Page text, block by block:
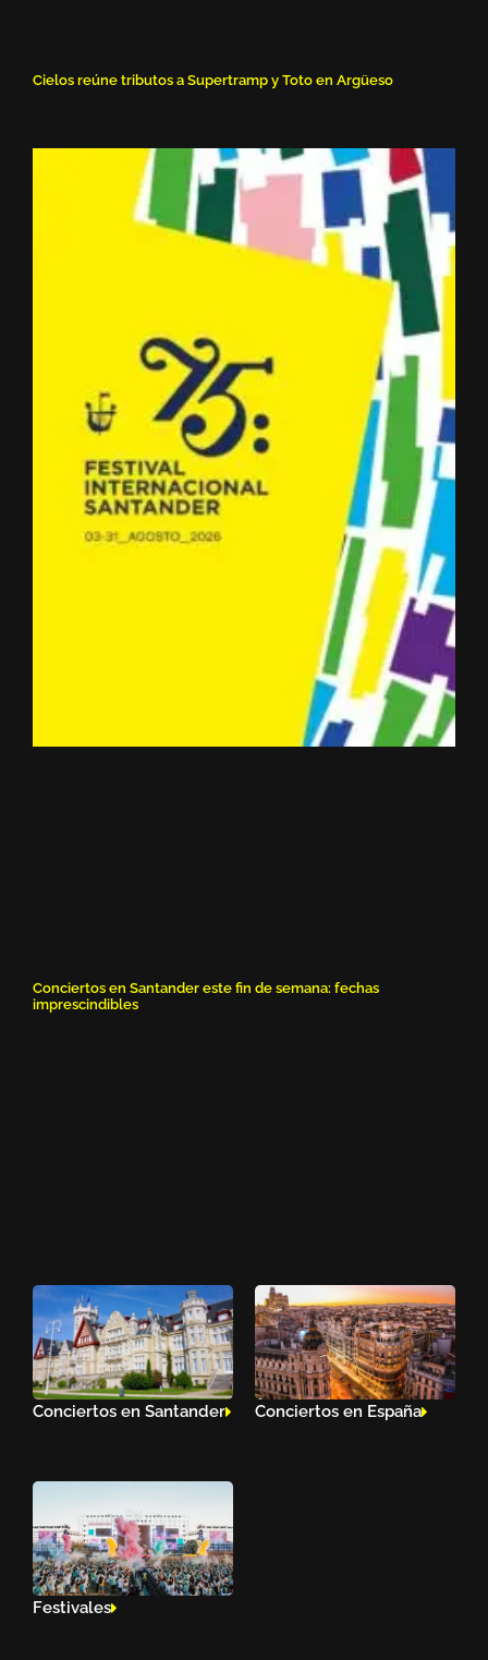
Cielos reúne tributos a Supertramp y Toto en Argüeso
Conciertos en Santander este fin de semana: fechas
imprescindibles
Conciertos en Santander Conciertos en España
Festivales